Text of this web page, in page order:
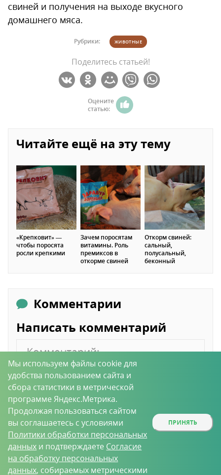
свиней и получения на выходе вкусного
домашнего мяса.
Рубрики: ЖИВОТНЫЕ
Поделитесь статьей!
Оцените
статью:
Читайте ещё на эту тему
«Крепковит» —
чтобы поросята
росли крепкими
Зачем поросятам
витамины. Роль
премиксов в
откорме свиней
Откорм свиней:
сальный,
полусальный,
беконный
Комментарии
Написать комментарий
Мы используем файлы cookie для
удобства пользованием сайта и
сбора статистики в метрической
программе Яндекс.Метрика.
Продолжая пользоваться сайтом
вы соглашаетесь с условиями
Политики обработки персональных
данных и подтверждаете Согласие
на обработку персональных
данных, собираемых метрическими
ПРИНЯТЬ